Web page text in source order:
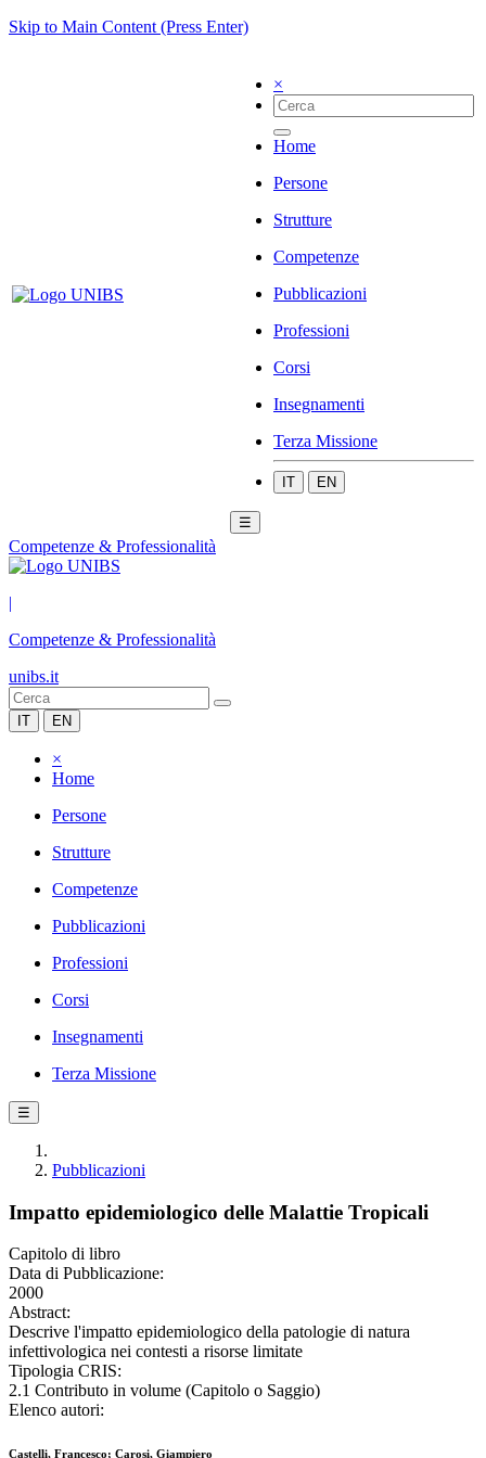
Skip to Main Content (Press Enter)
×
Home
Persone
Strutture
Competenze
Pubblicazioni
Professioni
Corsi
Insegnamenti
Terza Missione
IT EN
☰
Competenze & Professionalità
|
Competenze & Professionalità
unibs.it
IT EN
×
Home
Persone
Strutture
Competenze
Pubblicazioni
Professioni
Corsi
Insegnamenti
Terza Missione
☰
Pubblicazioni
Impatto epidemiologico delle Malattie Tropicali
Capitolo di libro
Data di Pubblicazione:
2000
Abstract:
Descrive l'impatto epidemiologico della patologie di natura
infettivologica nei contesti a risorse limitate
Tipologia CRIS:
2.1 Contributo in volume (Capitolo o Saggio)
Elenco autori:
Castelli, Francesco; Carosi, Giampiero